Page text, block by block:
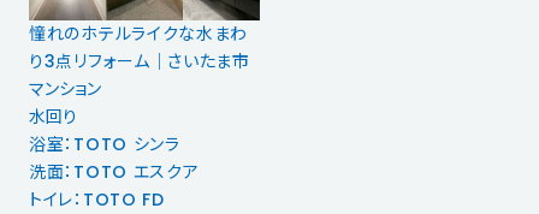
憧れのホテルライクな水まわ
り3点リフォーム｜さいたま市
マンション
水回り
浴室：TOTO シンラ
洗面：TOTO エスクア
トイレ：TOTO FD